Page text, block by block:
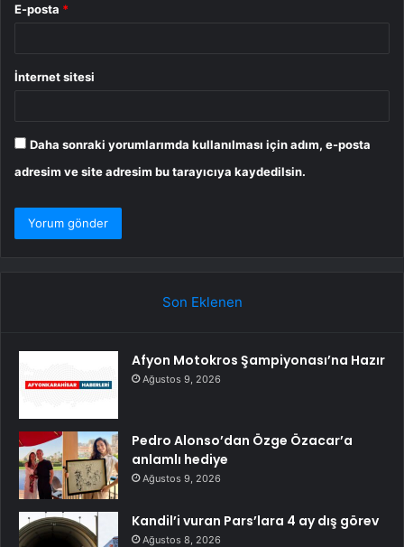
E-posta *
İnternet sitesi
Daha sonraki yorumlarımda kullanılması için adım, e-posta
adresim ve site adresim bu tarayıcıya kaydedilsin.
Son Eklenen
Afyon Motokros Şampiyonası’na Hazır
Ağustos 9, 2026
Pedro Alonso’dan Özge Özacar’a
anlamlı hediye
Ağustos 9, 2026
Kandil’i vuran Pars’lara 4 ay dış görev
Ağustos 8, 2026